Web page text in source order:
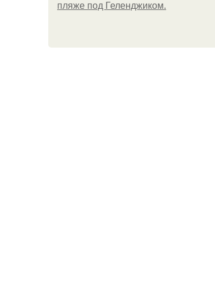
пляже под Геленджиком.